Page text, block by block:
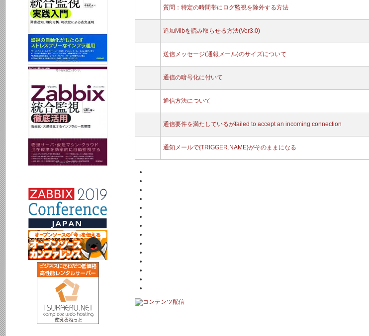
質問：特定の時間帯にログ監視を除外する方法
追加Mibを読み取らせる方法(Ver3.0)
送信メッセージ(通報メール)のサイズについて
通信の暗号化に付いて
通信方法について
通信要件を満たしているがfailed to accept an incoming connection
通知メールで{TRIGGER.NAME}がそのままになる